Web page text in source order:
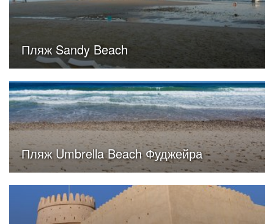
Пляж Sandy Beach
Пляж Umbrella Beach Фуджейра